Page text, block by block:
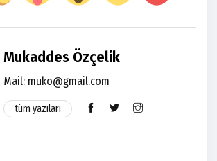
Mukaddes Özçelik
Mail: muko@gmail.com
tüm yazıları